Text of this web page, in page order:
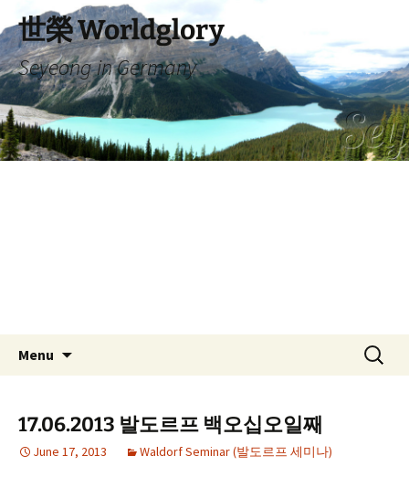
to
content
世榮 Worldglory
Seyeong in Germany
Menu
Search
for:
17.06.2013 발도르프 백오십오일째
June 17, 2013 Waldorf Seminar (발도르프 세미나)